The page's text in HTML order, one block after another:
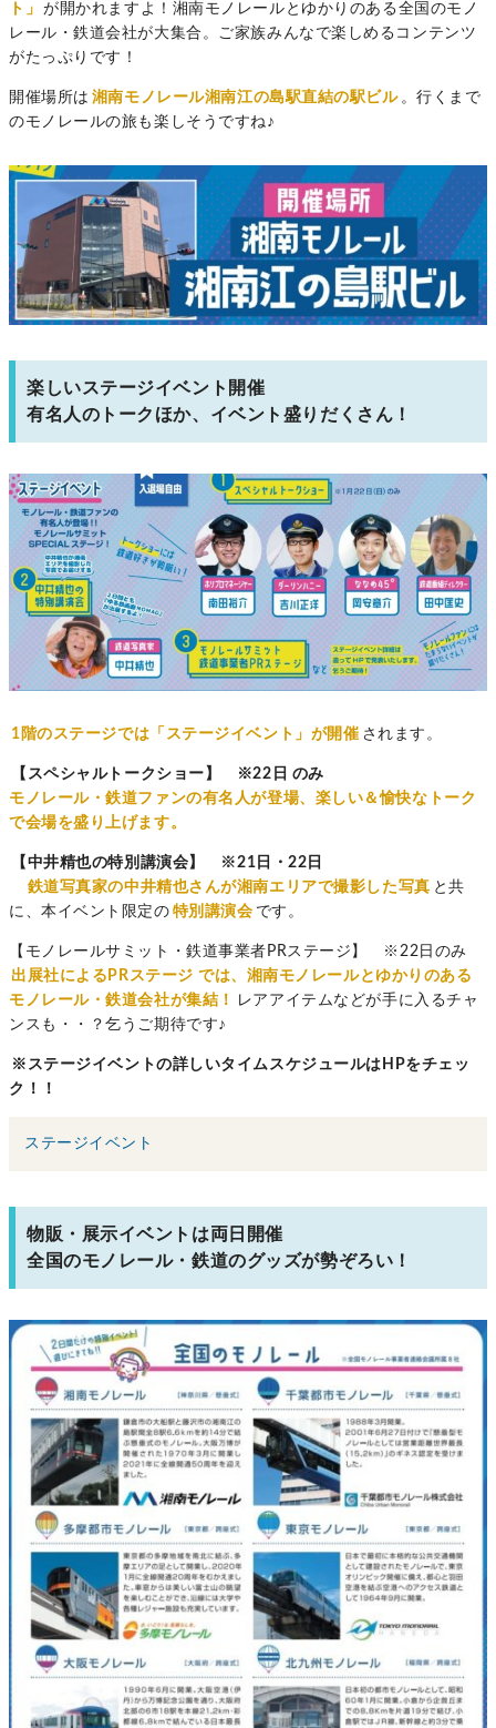
ト」
が開かれますよ！湘南モノレールとゆかりのある全国のモノ
レール・鉄道会社が大集合。ご家族みんなで楽しめるコンテンツ
がたっぷりです！
開催場所は 湘南モノレール湘南江の島駅直結の駅ビル 。行くまで
のモノレールの旅も楽しそうですね♪
楽しいステージイベント開催
有名人のトークほか、イベント盛りだくさん！
1階のステージでは「ステージイベント」が開催 されます。
【スペシャルトークショー】 ※22日 のみ
モノレール・鉄道ファンの有名人が登場、楽しい＆愉快なトーク
で会場を盛り上げます。
【中井精也の特別講演会】 ※21日・22日
鉄道写真家の中井精也さんが湘南エリアで撮影した写真 と共
に、本イベント限定の 特別講演会 です。
【モノレールサミット・鉄道事業者PRステージ】 ※22日のみ
出展社によるPRステージ では、湘南モノレールとゆかりのある
モノレール・鉄道会社が集結！
レアアイテムなどが手に入るチャ
ンスも・・？乞うご期待です♪
※ステージイベントの詳しいタイムスケジュールはHPをチェッ
ク！！
ステージイベント
物販・展示イベントは両日開催
全国のモノレール・鉄道のグッズが勢ぞろい！